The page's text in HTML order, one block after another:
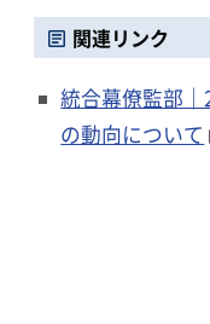
関連リンク
統合幕僚監部
の動向について